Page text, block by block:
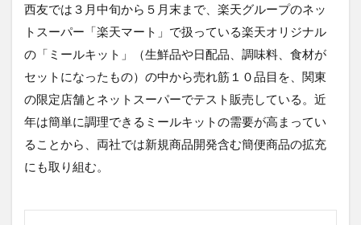
西友では３月中旬から５月末まで、楽天グループのネッ
トスーパー「楽天マート」で扱っている楽天オリジナル
の「ミールキット」（生鮮品や日配品、調味料、食材が
セットになったもの）の中から売れ筋１０品目を、関東
の限定店舗とネットスーパーでテスト販売している。近
年は簡単に調理できるミールキットの需要が高まってい
ることから、両社では新規商品開発含む簡便商品の拡充
にも取り組む。